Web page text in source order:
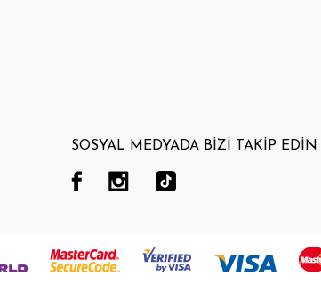
SOSYAL MEDYADA BİZİ TAKİP EDİN